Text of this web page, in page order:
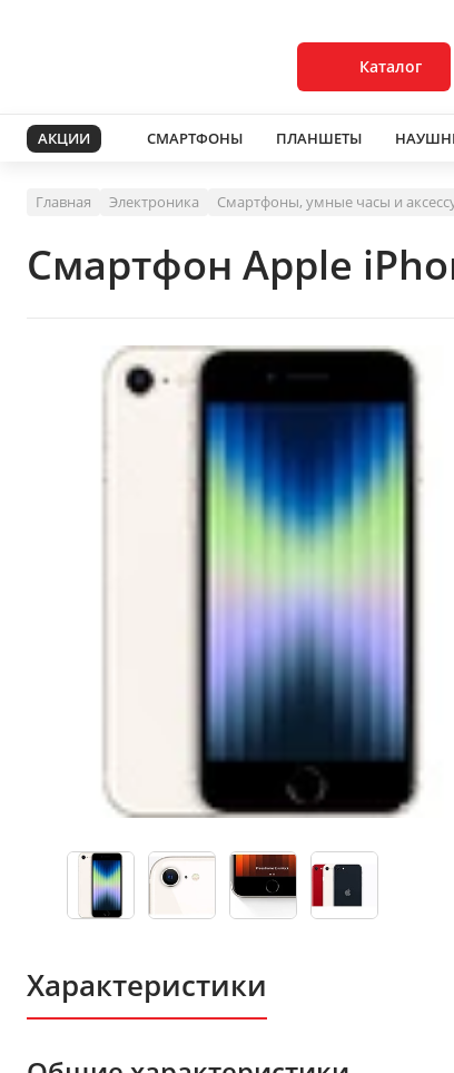
Каталог
АКЦИИ СМАРТФОНЫ ПЛАНШЕТЫ
Главная Электроника Смартфоны, умные часы и
Смартфон Apple
Характеристики